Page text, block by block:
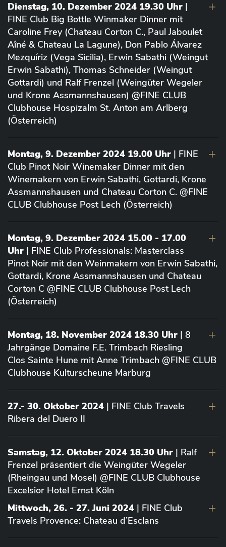
Dienstag, 10. Dezember 2024 19.30 Uhr |
FINE Club Big Bottle Winmaker Dinner mit
Caroline Frey (Chateau Corton C., Paul Jaboulet
Aîné & Chateau La Lagune), Don Pablo Álvarez
Mezquíriz (Vega Sicilia), Erwin Sabathi (Weingut
Erwin Sabathi), Thomas Schneider (Weingut
Gottardi) und Ralf Frenzel (Weingüter Wegeler
und Krone Assmannshausen) @FINE CLUB
Clubhouse Hospizalm St. Anton am Arlberg
(Österreich)
Montag, 9. Dezember 2024 19.00 Uhr | FINE
Club Pinot Noir Winemaker Dinner mit den
Winemakern von Erwin Sabathi, Gottardi, Krone
Assmannshausen und Chateau Corton C. @FINE
CLUB Clubhouse Post Lech (Österreich)
Montag, 9. Dezember 2024 15.00 - 17.00
Uhr | FINE Club Professionals: Masterclass
Pinot Noir mit den Weinmakern von Erwin Sabathi,
Gottardi, Krone Assmannshausen und Chateau
Corton C @FINE CLUB Clubhouse Post Lech
(Österreich)
Montag, 18. November 2024 18.30 Uhr | 8
Jahrgänge Domaine F.E. Trimbach Riesling
Clos Sainte Hune mit Anne Trimbach @FINE CLUB
Clubhouse Kulturscheune Marburg
27.- 30. Oktober 2024 | FINE Club Travels
Ribera del Duero II
Samstag, 12. Oktober 2024 18.30 Uhr | Ralf
Frenzel präsentiert die Weingüter Wegeler
(Rheingau und Mosel) @FINE CLUB Clubhouse
Excelsior Hotel Ernst Köln
Mittwoch, 26. - 27. Juni 2024 | FINE Club
Travels Provence: Chateau d’Esclans